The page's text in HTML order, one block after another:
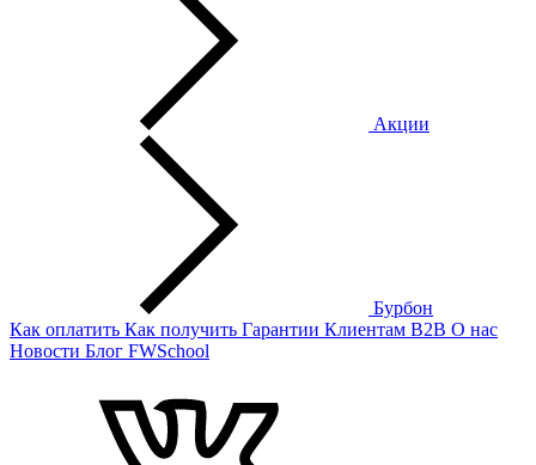
Акции
Бурбон
Как оплатить Как получить Гарантии Клиентам B2B О нас
Новости Блог FWSchool